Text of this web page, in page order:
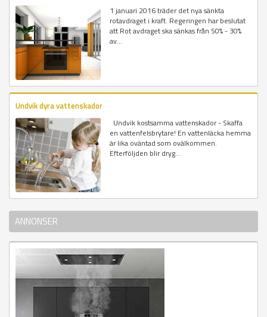
1 januari 2016 träder det nya sänkta
rotavdraget i kraft. Regeringen har beslutat
att Rot avdraget ska sänkas från 50% - 30%
av...
Undvik dyra vattenskador
Undvik kostsamma vattenskador - Skaffa
en vattenfelsbrytare! En vattenläcka hemma
är lika oväntad som ovälkommen.
Efterföljden blir dryg...
ANNONSER